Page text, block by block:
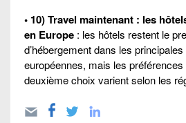
• 10) Travel maintenant : les
en Europe : les hôtels restent le
d’hébergement dans les
européennes, mais les
deuxième choix varient selon les